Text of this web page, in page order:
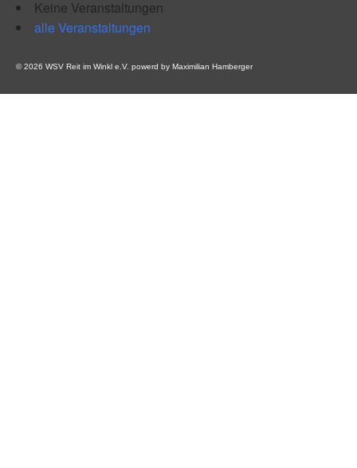
Keine Veranstaltungen
alle Veranstaltungen
© 2026 WSV Reit im Winkl e.V. powerd by Maximilian Hamberger